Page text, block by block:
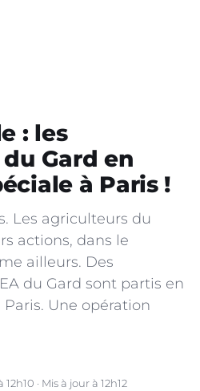
: les
Gard en
à Paris !
Les agriculteurs du
actions, dans le
ailleurs. Des
du Gard sont partis en
Une opération
· Mis à jour à 12h12